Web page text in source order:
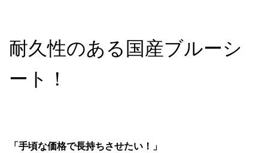
耐久性のある国産ブルーシ
ート！
「手頃な価格で長持ちさせたい！」